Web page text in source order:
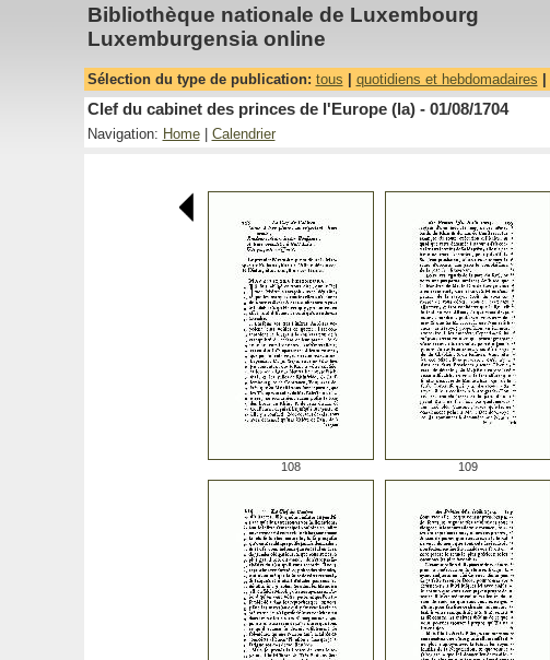
Bibliothèque nationale de Luxembourg
Luxemburgensia online
Sélection du type de publication: tous quotidiens et hebdomadaires
Clef du cabinet des princes de l'Europe (la) - 01/08/1704
Navigation: Home| Calendrier
108 109